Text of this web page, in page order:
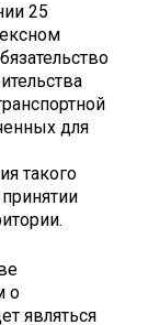
25
для
такого
о
являться